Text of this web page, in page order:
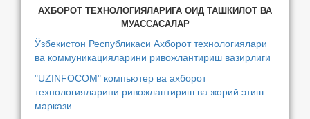
АХБОРОТ ТЕХНОЛОГИЯЛАРИГА ОИД ТАШКИЛОТ ВА
МУАССАСАЛАР
Ўзбекистон Республикаси Ахборот технологиялари
ва коммуникацияларини ривожлантириш вазирлиги
"UZINFOCOM" компьютер ва ахборот
технологияларини ривожлантириш ва жорий этиш
маркази